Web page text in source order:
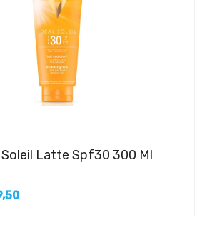
Latte Spf30 300 Ml